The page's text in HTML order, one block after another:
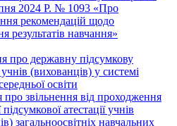
2024 Р. № 1093 «Про
рекомендацій щодо
результатів навчання»
про державну підсумкову
(вихованців) у системі
освіти
про звільнення від проходження
атестації учнів
загальноосвітніх навчальних